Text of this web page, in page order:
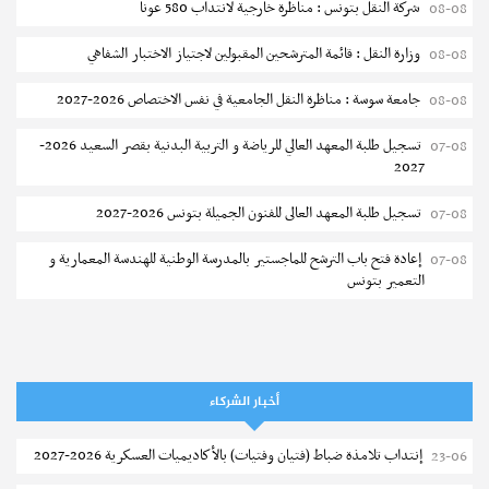
جامعة تونس المنار : مناظرة النقل الجامعية في نفس الاختصاص
نشر في31-07-2026
التسجيل الجامعي
مناظرة النقل إلى المعاهد العليا للدراسات التكنولوجية لسنة 2026
08-08 شركة النقل بتونس : مناظرة خارجية لانتداب 580 عونا
08-08 وزارة النقل : قائمة المترشحين المقبولين لاجتياز الاختبار الشفاهي
08-08 جامعة سوسة : مناظرة النقل الجامعية في نفس الاختصاص 2026-2027
07-08
تسجيل طلبة المعهد العالي للرياضة و التربية البدنية بقصر السعيد 2026-
2027
07-08 تسجيل طلبة المعهد العالى للفنون الجميلة بتونس 2026-2027
07-08 إعادة فتح باب الترشح للماجستير بالمدرسة الوطنية للهندسة المعمارية و
التعمير بتونس
المعهد العالي للعلوم التطبيقية والتكنولوجيا بالقيروان : الترشح للماجستير
2026-2027
أخبار الشركاء
23-06 إنتداب تلامذة ضباط (فتيان وفتيات) بالأكاديميات العسكرية 2026-2027